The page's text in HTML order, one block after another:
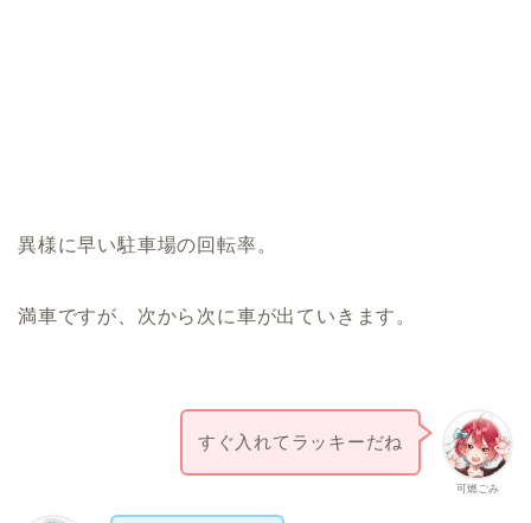
異様に早い駐車場の回転率。
満車ですが、次から次に車が出ていきます。
可燃ごみ
すぐ入れてラッキーだね